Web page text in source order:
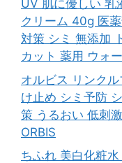
UV 肌に優しい 乳
クリーム 40g 医
対策 シミ 無添加
カット 薬用 ウォ
オルビス リンク
け止め シミ予防
策 うるおい 低刺
ORBIS
ちふれ 美白化粧